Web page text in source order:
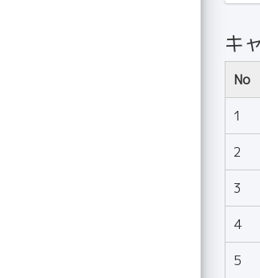
キ
No
1
2
3
4
5